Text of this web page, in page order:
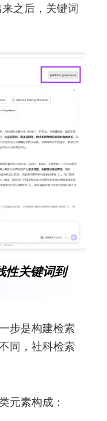
之后，关键词
性关键词到
步是构建检索
同，社科检索
元素构成：